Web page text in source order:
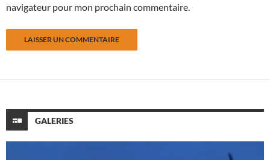
navigateur pour mon prochain commentaire.
GALERIES